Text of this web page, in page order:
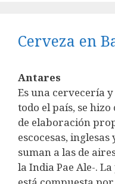
Cerveza en
Antares
Es una cervecería
todo el país, se
de elaboración
escocesas,
suman a las de
la India Pae Ale-.